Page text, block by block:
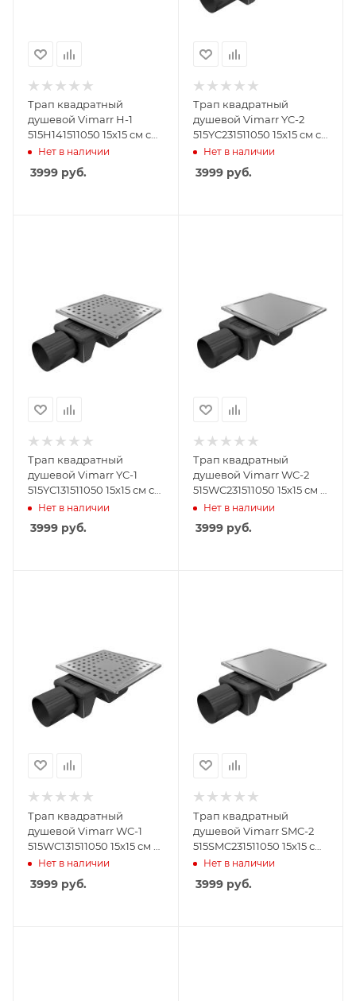
Трап квадратный
душевой Vimarr H-1
515H141511050 15х15 см с
рамкой из
нержавеющей стали, с
вертикальным выходом
Нет в наличии
3999 руб.
Трап квадратный
душевой Vimarr YC-2
515YC231511050 15х15 см с
рамкой из
нержавеющей стали, с
горизонтальным
Нет в наличии
3999руб.
Трап квадратный
душевой Vimarr YC-1
515YC131511050 15х15 см с
рамкой из
нержавеющей стали, с
горизонтальным
Нет в наличии
3999 руб.
Трап квадратный
душевой Vimarr WC-2
515WC231511050 15х15 см с
рамкой из
нержавеющей стали, с
горизонтальным
Нет в наличии
3999руб.
Трап квадратный
душевой Vimarr WC-1
515WC131511050 15х15 см с
рамкой из
нержавеющей стали, с
горизонтальным
Нет в наличии
3999 руб.
Трап квадратный
душевой Vimarr SMC-2
515SMC231511050 15х15 см
с рамкой из
нержавеющей стали, с
горизонтальным
Нет в наличии
3999руб.